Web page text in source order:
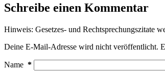
Schreibe einen Kommentar
Hinweis: Gesetzes- und Rechtsprechungszitate
Deine E-Mail-Adresse wird nicht veröffentlicht.
Name *